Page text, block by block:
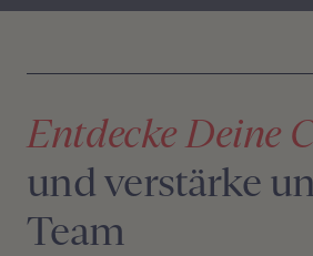
Entdecke Deine
und verstärke
Team